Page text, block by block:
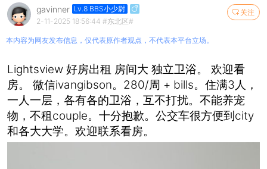
关注
gavinner Lv.8 BBS小少尉
2-11-2025 18:56:44 #东北区#
本内容为网友发布信息，仅代表原作者观点，不代表本平台立场。
Lightsview 好房出租 房间大 独立卫浴。 欢迎看
房。 微信ivangibson。280/周 + bills。住满3人，
一人一层，各有各的卫浴，互不打扰。不能养宠
物，不租couple。十分抱歉。公交车很方便到city
和各大大学。欢迎联系看房。